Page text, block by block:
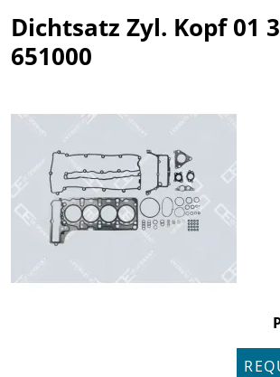
Dichtsatz Zyl. Kopf 01
651000